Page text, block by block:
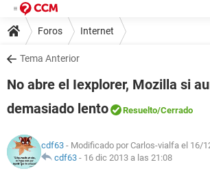
Foros Internet
Tema Anterior
No abre el Iexplorer, Mozilla si
demasiado lento
Resuelto/Cerrado
cdf63 - Modificado por Carlos-vialfa el 16/
cdf63 - 16 dic 2013 a las 21:08